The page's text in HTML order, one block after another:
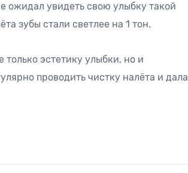
ожидал увидеть свою улыбку такой
зубы стали светлее на 1 тон.
эстетику улыбки, но и
проводить чистку налёта и дала